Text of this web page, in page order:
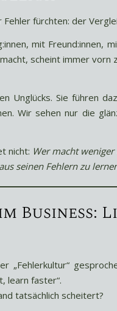
fürchten: der
mit Freund:innen,
scheint immer vorn
Unglücks. Sie führen
Wir sehen nur die
nicht: Wer macht weniger
seinen Fehlern zu
Business:
„Fehlerkultur“
learn faster“.
tatsächlich scheitert?